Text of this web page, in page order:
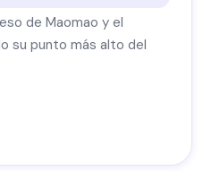
de Maomao y el
su punto más alto del